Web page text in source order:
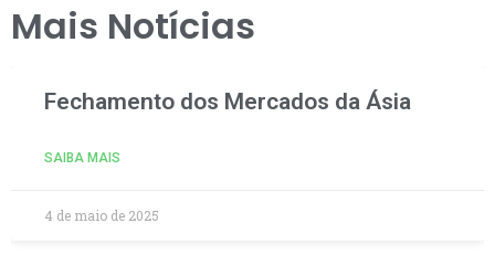
Mais Notícias
Fechamento dos Mercados da Ásia
SAIBA MAIS
4 de maio de 2025